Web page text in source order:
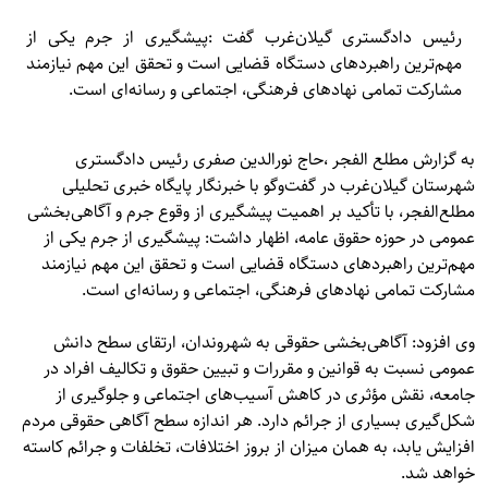
رئیس دادگستری گیلان‌غرب گفت :پیشگیری از جرم یکی از
مهم‌ترین راهبردهای دستگاه قضایی است و تحقق این مهم نیازمند
مشارکت تمامی نهادهای فرهنگی، اجتماعی و رسانه‌ای است.
به گزارشمطلع الفجر ،حاج نورالدین صفری رئیس دادگستری
شهرستان گیلان‌غرب در گفت‌وگو با خبرنگار پایگاه خبری تحلیلی
مطلع‌الفجر، با تأکید بر اهمیت پیشگیری از وقوع جرم و آگاهی‌بخشی
عمومی در حوزه حقوق عامه، اظهار داشت: پیشگیری از جرم یکی از
مهم‌ترین راهبردهای دستگاه قضایی است و تحقق این مهم نیازمند
مشارکت تمامی نهادهای فرهنگی، اجتماعی و رسانه‌ای است.
وی افزود: آگاهی‌بخشی حقوقی به شهروندان، ارتقای سطح دانش
عمومی نسبت به قوانین و مقررات و تبیین حقوق و تکالیف افراد در
جامعه، نقش مؤثری در کاهش آسیب‌های اجتماعی و جلوگیری از
شکل‌گیری بسیاری از جرائم دارد. هر اندازه سطح آگاهی حقوقی مردم
افزایش یابد، به همان میزان از بروز اختلافات، تخلفات و جرائم کاسته
خواهد شد.